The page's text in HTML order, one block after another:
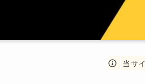
当サ